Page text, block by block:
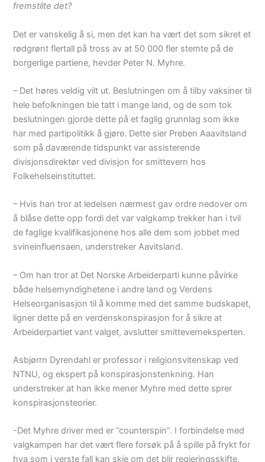
fremstilte det?
Det er vanskelig å si, men det kan ha vært det som sikret et
rødgrønt flertall på tross av at 50 000 fler stemte på de
borgerlige partiene, hevder Peter N. Myhre.
– Det høres veldig vilt ut. Beslutningen om å tilby vaksiner til
hele befolkningen ble tatt i mange land, og de som tok
beslutningen gjorde dette på et faglig grunnlag som ikke
har med partipolitikk å gjøre. Dette sier Preben Aaavitsland
som på daværende tidspunkt var assisterende
divisjonsdirektør ved divisjon for smittevern hos
Folkehelseinstituttet.
– Hvis han tror at ledelsen nærmest gav ordre nedover om
å blåse dette opp fordi det var valgkamp trekker han i tvil
de faglige kvalifikasjonene hos alle dem som jobbet med
svineinfluensaen, understreker Aavitsland.
– Om han tror at Det Norske Arbeiderparti kunne påvirke
både helsemyndighetene i andre land og Verdens
Helseorganisasjon til å komme med det samme budskapet,
ligner dette på en verdenskonspirasjon for å sikre at
Arbeiderpartiet vant valget, avslutter smitteverneksperten.
Asbjørrn Dyrendahl er professor i religionsvitenskap ved
NTNU, og ekspert på konspirasjonstenkning. Han
understreker at han ikke mener Myhre med dette sprer
konspirasjonsteorier.
-Det Myhre driver med er ”counterspin”. I forbindelse med
valgkampen har det vært flere forsøk på å spille på frykt for
hva som i verste fall kan skje om det blir regjeringsskifte.